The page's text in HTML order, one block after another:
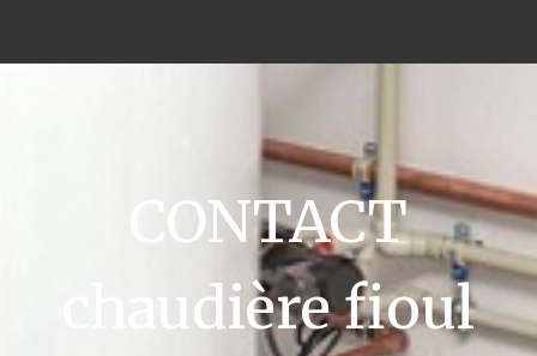
CONTACT
chaudière fioul